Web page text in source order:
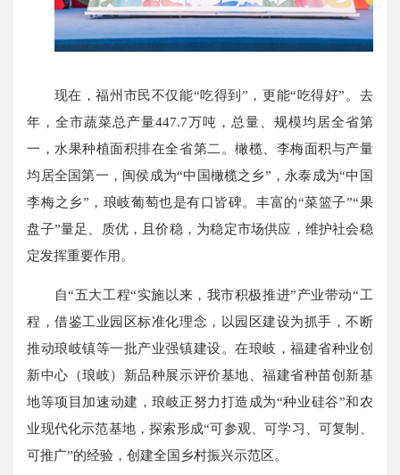
现在，福州市民不仅能“吃得到”，更能“吃得好”。去
年，全市蔬菜总产量447.7万吨，总量、规模均居全省第
一，水果种植面积排在全省第二。橄榄、李梅面积与产量
均居全国第一，闽侯成为“中国橄榄之乡”，永泰成为“中国
李梅之乡”，琅岐葡萄也是有口皆碑。丰富的“菜篮子”“果
盘子”量足、质优，且价稳，为稳定市场供应，维护社会稳
定发挥重要作用。
自“五大工程“实施以来，我市积极推进”产业带动“工
程，借鉴工业园区标准化理念，以园区建设为抓手，不断
推动琅岐镇等一批产业强镇建设。在琅岐，福建省种业创
新中心（琅岐）新品种展示评价基地、福建省种苗创新基
地等项目加速动建，琅岐正努力打造成为“种业硅谷”和农
业现代化示范基地，探索形成“可参观、可学习、可复制、
可推广”的经验，创建全国乡村振兴示范区。